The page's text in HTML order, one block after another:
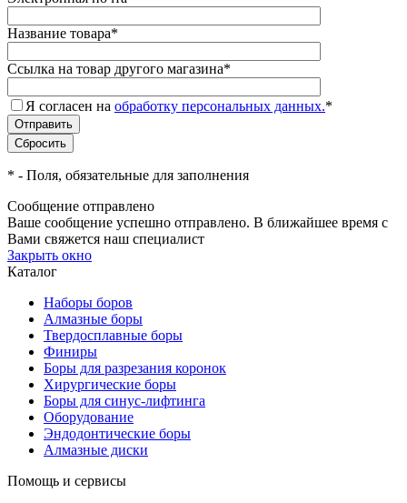
Название товара*
Ссылка на товар другого магазина*
Я согласен на обработку персональных данных.*
* - Поля, обязательные для заполнения
Сообщение отправлено
Ваше сообщение успешно отправлено. В ближайшее время с
Вами свяжется наш специалист
Закрыть окно
Каталог
Наборы боров
Алмазные боры
Твердосплавные боры
Финиры
Боры для разрезания коронок
Хирургические боры
Боры для синус-лифтинга
Оборудование
Эндодонтические боры
Алмазные диски
Помощь и сервисы